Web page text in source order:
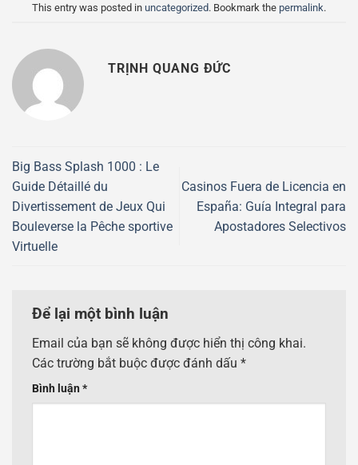
This entry was posted in uncategorized. Bookmark the permalink.
TRỊNH QUANG ĐỨC
Big Bass Splash 1000 : Le
Guide Détaillé du
Divertissement de Jeux Qui
Bouleverse la Pêche sportive
Virtuelle
Casinos Fuera de Licencia en
España: Guía Integral para
Apostadores Selectivos
Để lại một bình luận
Email của bạn sẽ không được hiển thị công khai.
Các trường bắt buộc được đánh dấu *
Bình luận *